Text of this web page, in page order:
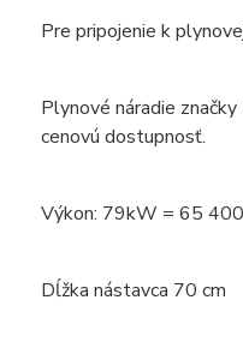
Pre pripojenie k
Plynové náradie
cenovú dostupnosť.
Výkon: 79kW = 65
Dĺžka nástavca 70 cm